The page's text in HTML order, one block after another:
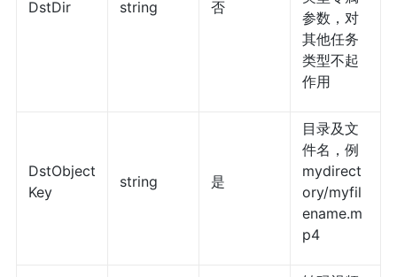
DstDir string 否
参数，对
其他任务
类型不起
作用
DstObject
Key
string 是
目录及文
件名，例
mydirect
ory/myfil
ename.m
p4